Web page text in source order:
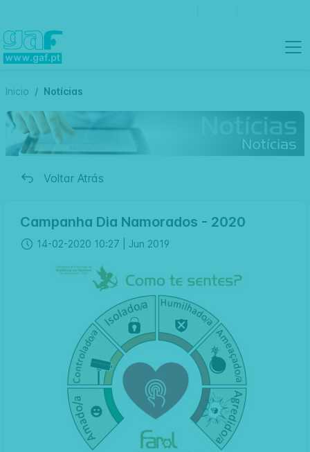
Inicio Notícias
Voltar Atrás
Campanha Dia Namorados - 2020
14-02-2020 10:27 | Jun 2019